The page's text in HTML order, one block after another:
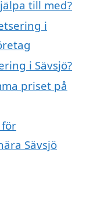
till med?
i
i Sävsjö?
priset på
Sävsjö